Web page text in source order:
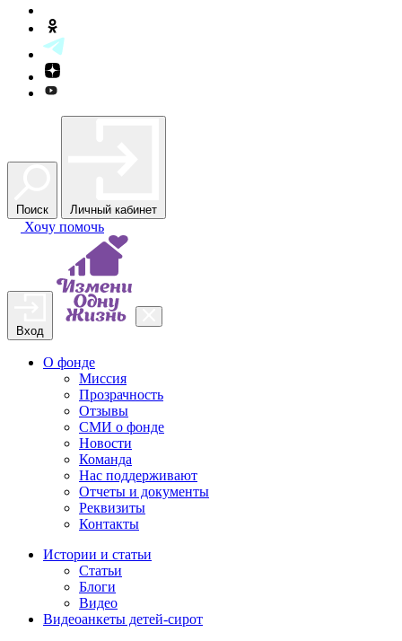
Поиск Личный кабинет
Хочу помочь
Вход
О фонде
Миссия
Прозрачность
Отзывы
СМИ о фонде
Новости
Команда
Нас поддерживают
Отчеты и документы
Реквизиты
Контакты
Истории и статьи
Статьи
Блоги
Видео
Видеоанкеты детей-сирот